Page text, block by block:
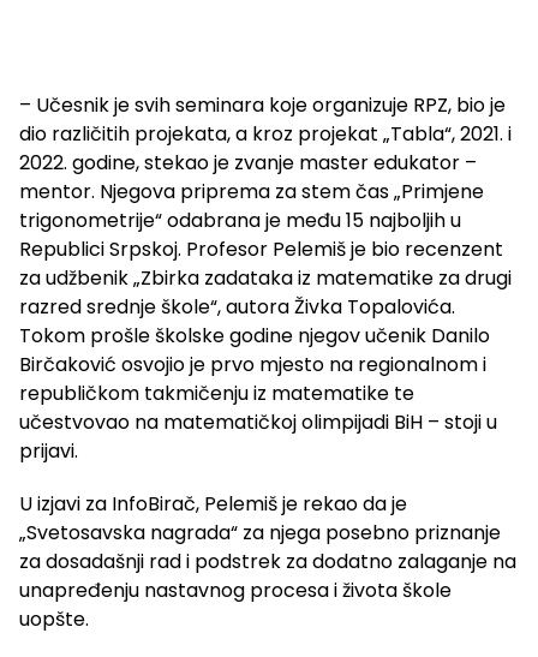
– Učesnik je svih seminara koje organizuje RPZ, bio je
dio različitih projekata, a kroz projekat „Tabla“, 2021. i
2022. godine, stekao je zvanje master edukator –
mentor. Njegova priprema za stem čas „Primjene
trigonometrije“ odabrana je među 15 najboljih u
Republici Srpskoj. Profesor Pelemiš je bio recenzent
za udžbenik „Zbirka zadataka iz matematike za drugi
razred srednje škole“, autora Živka Topalovića.
Tokom prošle školske godine njegov učenik Danilo
Birčaković osvojio je prvo mjesto na regionalnom i
republičkom takmičenju iz matematike te
učestvovao na matematičkoj olimpijadi BiH – stoji u
prijavi.
U izjavi za InfoBirač, Pelemiš je rekao da je
„Svetosavska nagrada“ za njega posebno priznanje
za dosadašnji rad i podstrek za dodatno zalaganje na
unapređenju nastavnog procesa i života škole
uopšte.